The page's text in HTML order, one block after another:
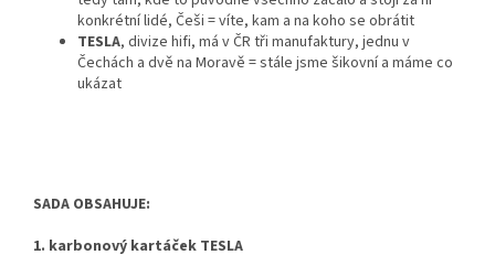
konkrétní lidé, Češi = víte, kam a na koho se obrátit
TESLA, divize hifi, má v ČR tři manufaktury, jednu v
Čechách a dvě na Moravě = stále jsme šikovní a máme co
ukázat
SADA OBSAHUJE:
1. karbonový kartáček TESLA